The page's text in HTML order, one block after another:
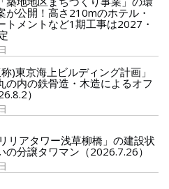
が公開！高さ210mのホテル・
トメントなど1期工事は2027・
)東京海上ビルディング計画」
の内の鉄骨造・木造によるオフ
）
リアタワー浅草柳橋」の建設状
の分譲タワマン（2026.7.26）